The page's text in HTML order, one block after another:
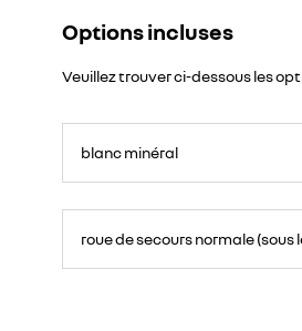
Options incluses
Veuillez trouver ci-dessous les
blanc minéral
roue de secours normale (sous